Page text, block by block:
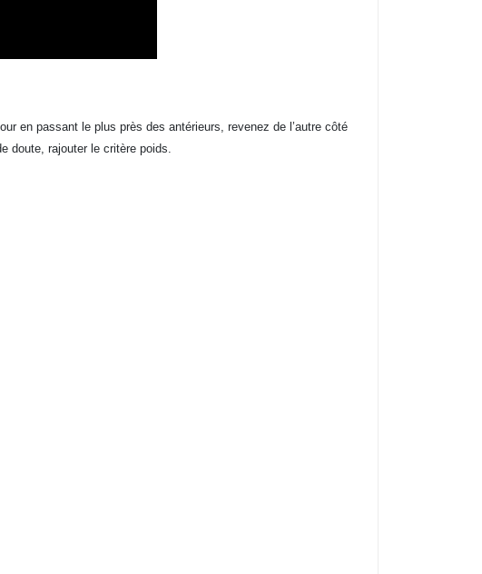
en passant le plus près des antérieurs, revenez de l’autre côté
doute, rajouter le critère poids.